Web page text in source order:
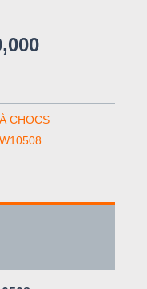
CHOCS